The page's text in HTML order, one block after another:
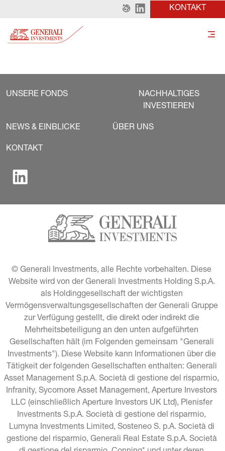
KONTAKT
UNSERE FONDS
NACHHALTIGES
INVESTIEREN
NEWS & EINBLICKE ÜBER UNS
KONTAKT
© Generali Investments, alle Rechte vorbehalten. Diese
Website wird von der Generali Investments Holding S.p.A.
als Holdinggesellschaft der wichtigsten
Vermögensverwaltungsgesellschaften der Generali Gruppe
zur Verfügung gestellt, die direkt oder indirekt die
Mehrheitsbeteiligung an den unten aufgeführten
Gesellschaften hält (im Folgenden gemeinsam "Generali
Investments"). Diese Website kann Informationen über die
Tätigkeit der folgenden Gesellschaften enthalten: Generali
Asset Management S.p.A. Società di gestione del risparmio,
Infranity, Sycomore Asset Management, Aperture Investors
LLC (einschließlich Aperture Investors UK Ltd), Plenisfer
Investments S.p.A. Società di gestione del risparmio,
Lumyna Investments Limited, Sosteneo S. p.A. Società di
gestione del risparmio, Generali Real Estate S.p.A. Società